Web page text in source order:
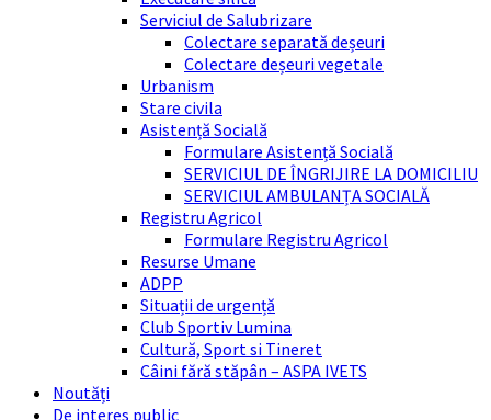
Serviciul de Salubrizare
Colectare separată deșeuri
Colectare deșeuri vegetale
Urbanism
Stare civila
Asistență Socială
Formulare Asistență Socială
SERVICIUL DE ÎNGRIJIRE LA DOMICILIU
SERVICIUL AMBULANȚA SOCIALĂ
Registru Agricol
Formulare Registru Agricol
Resurse Umane
ADPP
Situații de urgență
Club Sportiv Lumina
Cultură, Sport si Tineret
Câini fără stăpân – ASPA IVETS
Noutăți
De interes public